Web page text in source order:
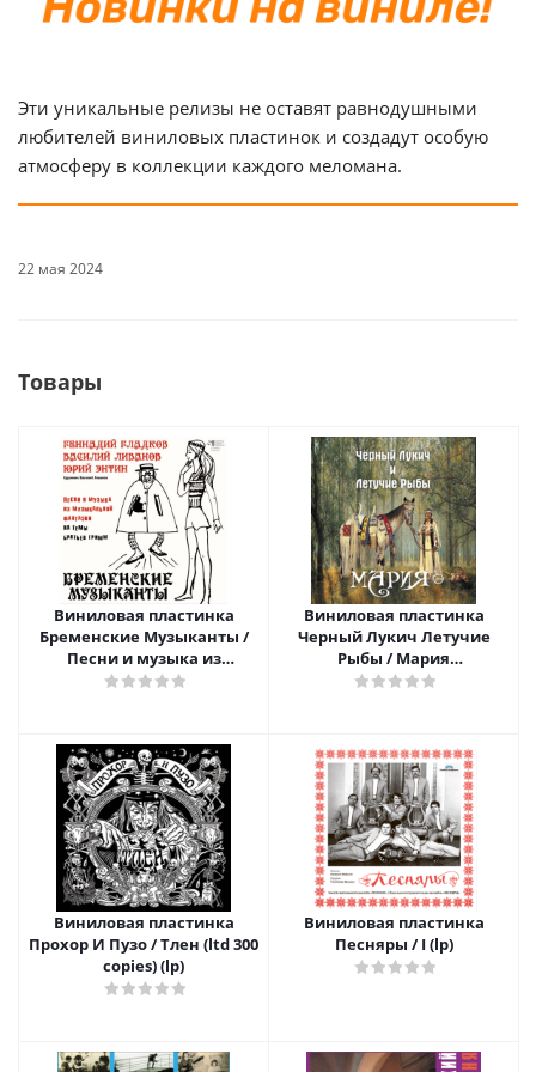
Эти уникальные релизы не оставят равнодушными
любителей виниловых пластинок и создадут особую
атмосферу в коллекции каждого меломана.
22 мая 2024
Товары
Виниловая пластинка
Бременские Музыканты /
Песни и музыка из
мультфильмов (lp)
Виниловая пластинка
Черный Лукич Летучие
Рыбы / Мария
(концерт) (yellow) (lp)
Виниловая пластинка
Прохор И Пузо / Тлен (ltd 300
copies) (lp)
Виниловая пластинка
Песняры / I (lp)